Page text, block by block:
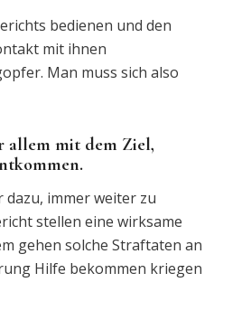
bedienen und den
mit ihnen
Man muss sich also
allem mit dem Ziel,
immer weiter zu
stellen eine wirksame
gehen solche Straftaten an
Hilfe bekommen kriegen